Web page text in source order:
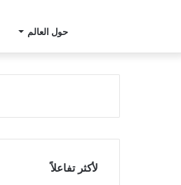
حول العالم
لأكثر تفاعلاً